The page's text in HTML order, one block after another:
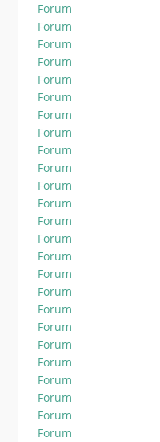
Forum
Forum
Forum
Forum
Forum
Forum
Forum
Forum
Forum
Forum
Forum
Forum
Forum
Forum
Forum
Forum
Forum
Forum
Forum
Forum
Forum
Forum
Forum
Forum
Forum